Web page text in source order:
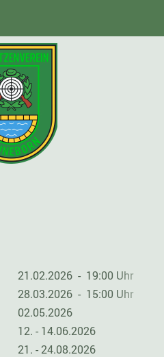
21.02.2026 - 19:00 Uhr
28.03.2026 - 15:00 Uhr
02.05.2026
12. - 14.06.2026
21. - 24.08.2026